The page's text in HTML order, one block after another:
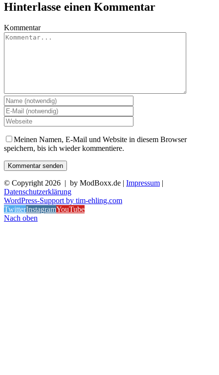
Hinterlasse einen Kommentar
Kommentar
Meinen Namen, E-Mail und Website in diesem Browser
speichern, bis ich wieder kommentiere.
© Copyright 2026 | by ModBoxx.de | Impressum |
Datenschutzerklärung
WordPress-Support by tim-ehling.com
TwitterInstagramYouTube
Nach oben